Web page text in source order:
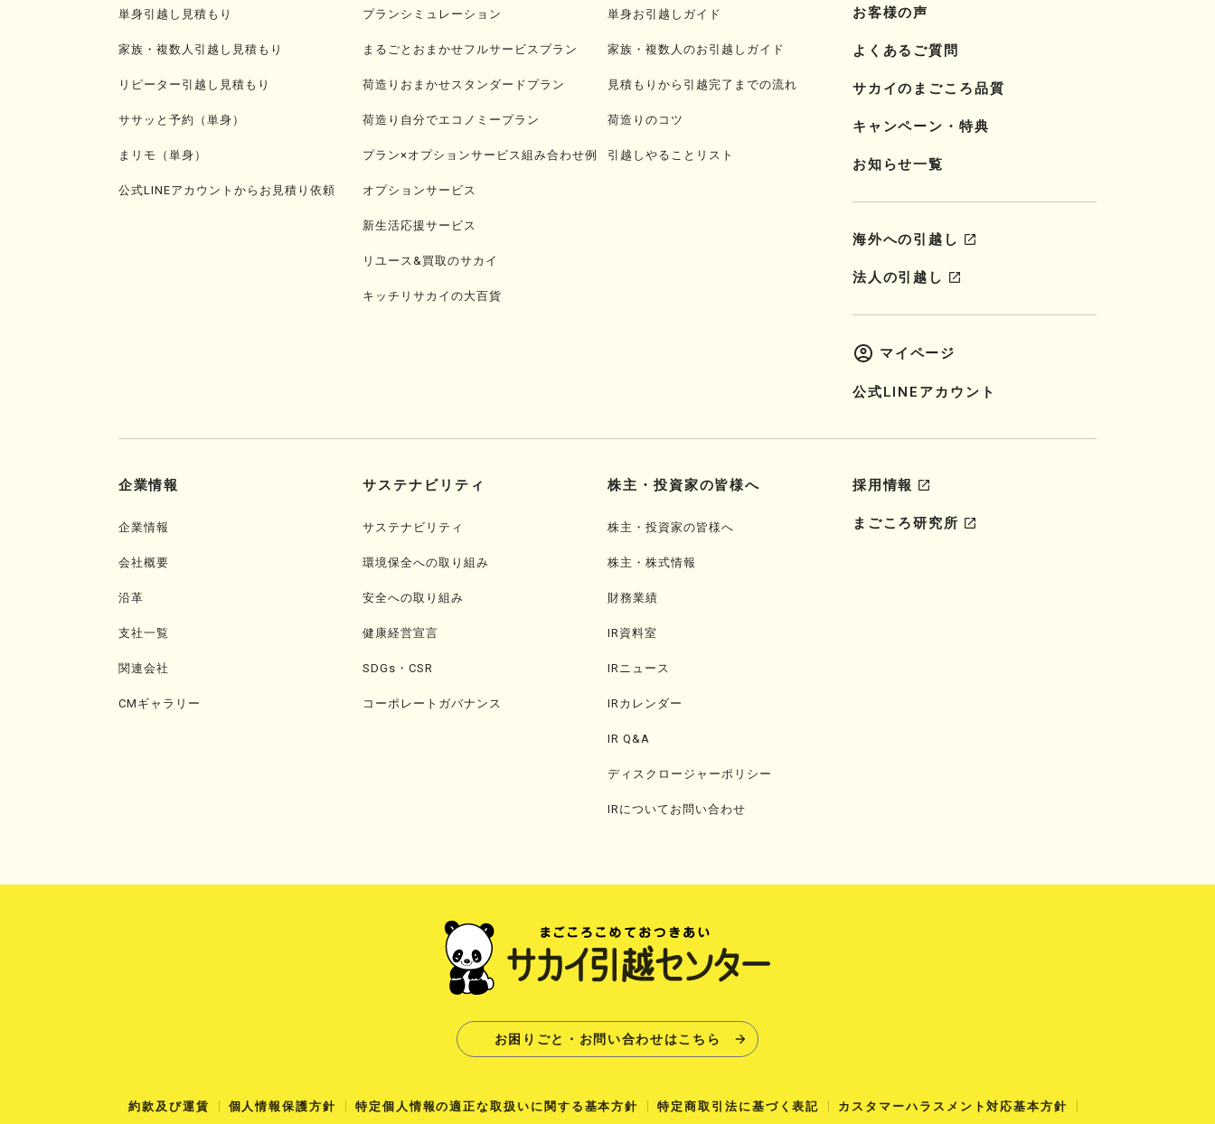
単身引越し見積もり
家族・複数人引越し見積もり
リピーター引越し見積もり
ササッと予約（単身）
まリモ（単身）
公式LINEアカウントからお見積り依頼
プランシミュレーション
まるごとおまかせフルサービスプラン
荷造りおまかせスタンダードプラン
荷造り自分でエコノミープラン
プラン×オプションサービス組み合わせ例
オプションサービス
新生活応援サービス
リユース&買取のサカイ
キッチリサカイの大百貨
単身お引越しガイド
家族・複数人のお引越しガイド
見積もりから引越完了までの流れ
荷造りのコツ
引越しやることリスト
お客様の声
よくあるご質問
サカイのまごころ品質
キャンペーン・特典
お知らせ一覧
海外への引越し
法人の引越し
マイページ
公式LINEアカウント
企業情報
企業情報
会社概要
沿革
支社一覧
関連会社
CMギャラリー
サステナビリティ
サステナビリティ
環境保全への取り組み
安全への取り組み
健康経営宣言
SDGs・CSR
コーポレートガバナンス
株主・投資家の皆様へ
株主・投資家の皆様へ
株主・株式情報
財務業績
IR資料室
IRニュース
IRカレンダー
IR Q&A
ディスクロージャーポリシー
IRについてお問い合わせ
採用情報
まごころ研究所
お困りごと・お問い合わせはこちら
約款及び運賃 個人情報保護方針 特定個人情報の適正な取扱いに関する基本方針 特定商取引法に基づく表記 カスタマーハラスメント対応基本方針